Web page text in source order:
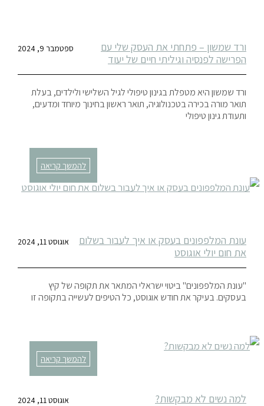
ורד שמשון – פתחתי את העסק שלי עם
הפרישה לפנסיה וגיליתי חיים של יעוד
ספטמבר 9, 2024
ורד שמשון היא מטפלת בגינון טיפולי לגיל השלישי ולילדים, בעלת
תואר מורה בכירה בטכנולוגיה, תואר ראשון בחינוך מיוחד ומדעים,
ותעודת גינון טיפולי
להמשך קריאה
עונת המלפפונים בעסק או איך לעבור בשלום
את חום יולי אוגוסט
אוגוסט 11, 2024
"עונת המלפפונים" ביטוי ישראלי המתאר את תקופה של קיץ
בעסקים. בעיקר את חודש אוגוסט, כל הטיפים לעשייה בתקופה זו
להמשך קריאה
למה נשים לא מבקשות? אוגוסט 11, 2024